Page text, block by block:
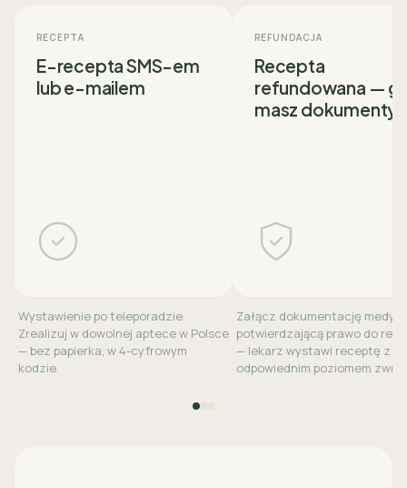
RECEPTA
E-recepta SMS-em
lub e-mailem
Wystawienie po teleporadzie.
Zrealizuj w dowolnej aptece w Polsce
— bez papierka, w 4-cyfrowym
kodzie.
REFUNDACJA
Recepta
refundowana —
masz dokumenty
Załącz dokumentację
potwierdzającą prawo do
— lekarz wystawi receptę z
odpowiednim poziomem